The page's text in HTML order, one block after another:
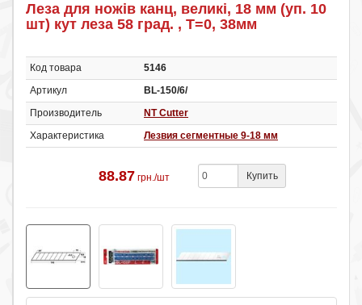
Леза для ножів канц, великі, 18 мм (уп. 10
шт) кут леза 58 град. , Т=0, 38мм
Код товара
5146
Артикул
BL-150/6/
Производитель
NT Cutter
Характеристика
Лезвия сегментные 9-18 мм
88.87 грн./шт Купить